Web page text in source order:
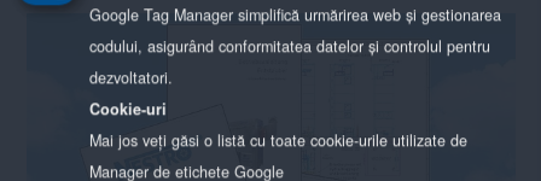
Google Tag Manager simplifică urmărirea web și gestionarea
codului, asigurând conformitatea datelor și controlul pentru
dezvoltatori.
Cookie-uri
Mai jos veți găsi o listă cu toate cookie-urile utilizate de
Manager de etichete Google